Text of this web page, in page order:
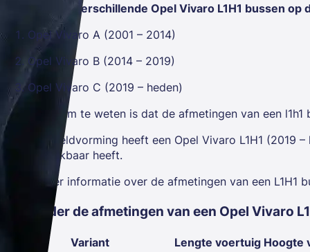
Er zijn dus 3 verschillende Opel Vivaro L1H1 bussen op
Opel Vivaro A (2001 – 2014)
Opel Vivaro B (2014 – 2019)
Opel Vivaro C (2019 – heden)
Belangrijk om te weten is dat de afmetingen van een
Voor je beeldvorming heeft een Opel Vivaro L1H1
m3 beschikbaar heeft.
Wil je meer informatie over de afmetingen van een L1H1
Hieronder de afmetingen van een Opel Vivaro
Variant Lengte voertuig Hoogte